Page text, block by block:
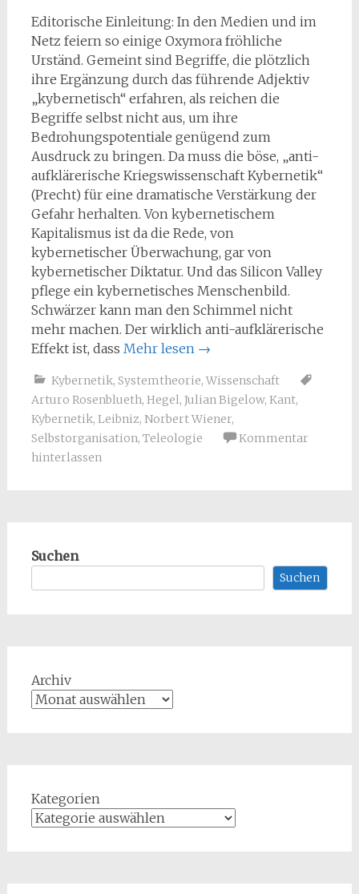
Editorische Einleitung: In den Medien und im
Netz feiern so einige Oxymora fröhliche
Urständ. Gemeint sind Begriffe, die plötzlich
ihre Ergänzung durch das führende Adjektiv
„kybernetisch“ erfahren, als reichen die
Begriffe selbst nicht aus, um ihre
Bedrohungspotentiale genügend zum
Ausdruck zu bringen. Da muss die böse, „anti-
aufklärerische Kriegswissenschaft Kybernetik“
(Precht) für eine dramatische Verstärkung der
Gefahr herhalten. Von kybernetischem
Kapitalismus ist da die Rede, von
kybernetischer Überwachung, gar von
kybernetischer Diktatur. Und das Silicon Valley
pflege ein kybernetisches Menschenbild.
Schwärzer kann man den Schimmel nicht
mehr machen. Der wirklich anti-aufklärerische
Effekt ist, dass Mehr lesen →
Kybernetik, Systemtheorie, Wissenschaft
Arturo Rosenblueth, Hegel, Julian Bigelow, Kant,
Kybernetik, Leibniz, Norbert Wiener,
Selbstorganisation, Teleologie
Kommentar
hinterlassen
Suchen
Suchen
Archiv
Kategorien